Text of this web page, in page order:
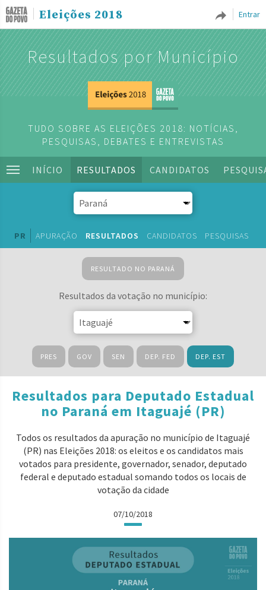
Entrar
Eleições 2018
Resultados por Município
TUDO SOBRE AS ELEIÇÕES 2018: NOTÍCIAS,
PESQUISAS, DEBATES E ENTREVISTAS
INÍCIO RESULTADOS CANDIDATOS
PR APURAÇÃO RESULTADOS CANDIDATOS PESQUISAS
RESULTADO NO PARANÁ
Resultados da votação no município:
PRES GOV SEN DEP. FED DEP. EST
Resultados para Deputado Estadual
no Paraná em Itaguajé (PR)
Todos os resultados da apuração no município de Itaguajé
(PR) nas Eleições 2018: os eleitos e os candidatos mais
votados para presidente, governador, senador, deputado
federal e deputado estadual somando todos os locais de
votação da cidade
07/10/2018